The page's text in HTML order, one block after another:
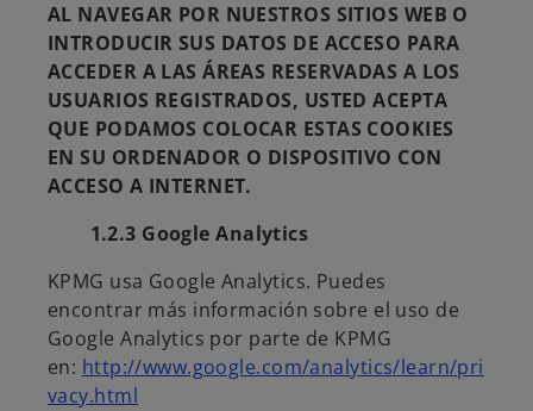
AL NAVEGAR POR NUESTROS SITIOS WEB O
INTRODUCIR SUS DATOS DE ACCESO PARA
ACCEDER A LAS ÁREAS RESERVADAS A LOS
USUARIOS REGISTRADOS, USTED ACEPTA
QUE PODAMOS COLOCAR ESTAS COOKIES
EN SU ORDENADOR O DISPOSITIVO CON
ACCESO A INTERNET.
1.2.3 Google Analytics
KPMG usa Google Analytics. Puedes
encontrar más información sobre el uso de
Google Analytics por parte de KPMG
en: http://www.google.com/analytics/learn/pri
vacy.html